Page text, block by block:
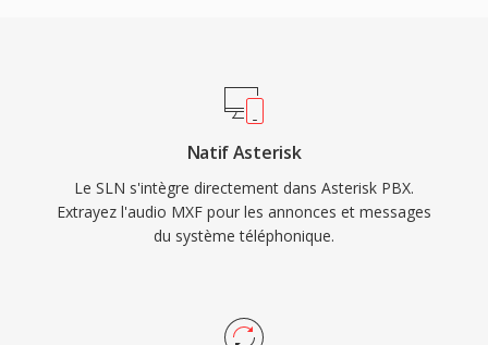
Natif Asterisk
Le SLN s'intègre directement dans Asterisk PBX.
Extrayez l'audio MXF pour les annonces et messages
du système téléphonique.